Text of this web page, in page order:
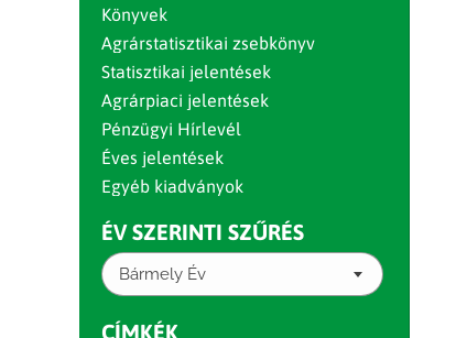
Könyvek
Agrárstatisztikai zsebkönyv
Statisztikai jelentések
Agrárpiaci jelentések
Pénzügyi Hírlevél
Éves jelentések
Egyéb kiadványok
ÉV SZERINTI SZŰRÉS
Bármely Év
CÍMKÉK